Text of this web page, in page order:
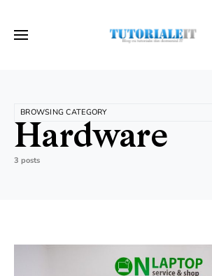
BROWSING CATEGORY
Hardware
3 posts